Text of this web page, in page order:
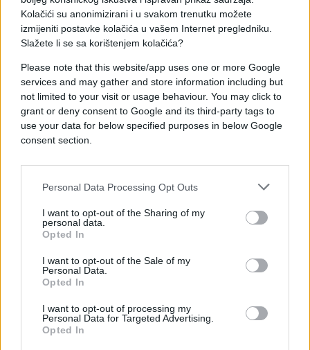
Kolačići su anonimizirani i u svakom trenutku možete
izmijeniti postavke kolačića u vašem Internet pregledniku.
Slažete li se sa korištenjem kolačića?
Please note that this website/app uses one or more Google
services and may gather and store information including but
not limited to your visit or usage behaviour. You may click to
grant or deny consent to Google and its third-party tags to
use your data for below specified purposes in below Google
consent section.
Personal Data Processing Opt Outs
I want to opt-out of the Sharing of my
personal data.
Opted In
I want to opt-out of the Sale of my
Personal Data.
Opted In
I want to opt-out of processing my
Personal Data for Targeted Advertising.
Opted In
toplo ljeto, sa temperaturama koje će u pojedinim
danima prelaziti granice na koje smo navikli.
#vrućine #temperaatura